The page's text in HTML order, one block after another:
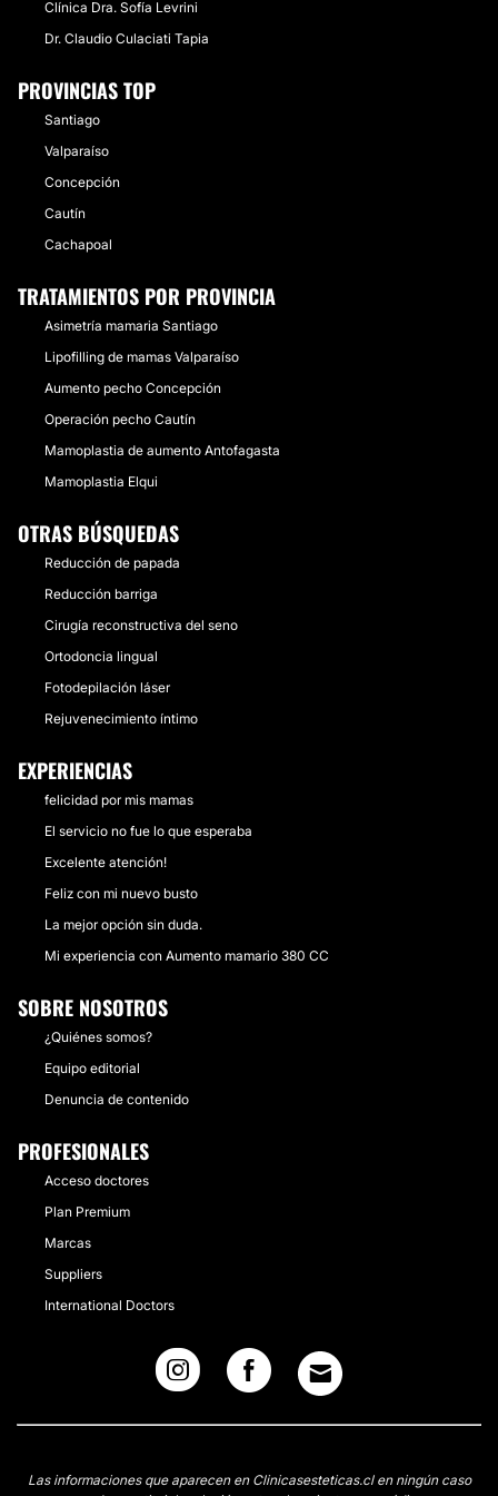
Clínica Dra. Sofía Levrini
Dr. Claudio Culaciati Tapia
PROVINCIAS TOP
Santiago
Valparaíso
Concepción
Cautín
Cachapoal
TRATAMIENTOS POR PROVINCIA
Asimetría mamaria Santiago
Lipofilling de mamas Valparaíso
Aumento pecho Concepción
Operación pecho Cautín
Mamoplastia de aumento Antofagasta
Mamoplastia Elqui
OTRAS BÚSQUEDAS
Reducción de papada
Reducción barriga
Cirugía reconstructiva del seno
Ortodoncia lingual
Fotodepilación láser
Rejuvenecimiento íntimo
EXPERIENCIAS
felicidad por mis mamas
El servicio no fue lo que esperaba
Excelente atención!
Feliz con mi nuevo busto
La mejor opción sin duda.
Mi experiencia con Aumento mamario 380 CC
SOBRE NOSOTROS
¿Quiénes somos?
Equipo editorial
Denuncia de contenido
PROFESIONALES
Acceso doctores
Plan Premium
Marcas
Suppliers
International Doctors
Las informaciones que aparecen en Clinicasesteticas.cl en ningún caso